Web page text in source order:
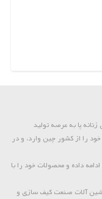
کیفهای زنانه پا به عرصه تولید
محصولات خود را از کشور چین وارد، و در
را ادامه داده و محصولات خود را با
آلات صنعت کیف سازی و